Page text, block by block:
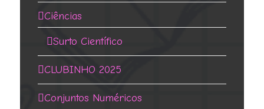
Ciências
Surto Científico
CLUBINHO 2025
Conjuntos Numéricos